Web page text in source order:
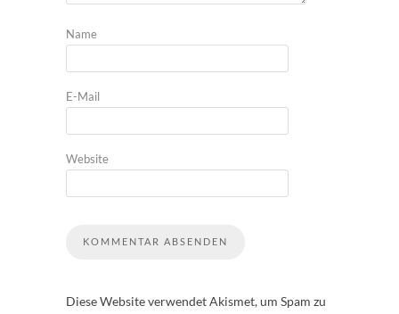
Name
E-Mail
Website
Diese Website verwendet Akismet, um Spam zu